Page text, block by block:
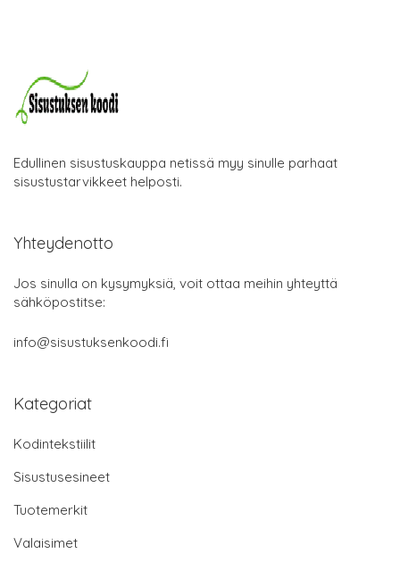
Edullinen sisustuskauppa netissä myy sinulle parhaat
sisustustarvikkeet helposti.
Yhteydenotto
Jos sinulla on kysymyksiä, voit ottaa meihin yhteyttä
sähköpostitse:
info@sisustuksenkoodi.fi
Kategoriat
Kodintekstiilit
Sisustusesineet
Tuotemerkit
Valaisimet